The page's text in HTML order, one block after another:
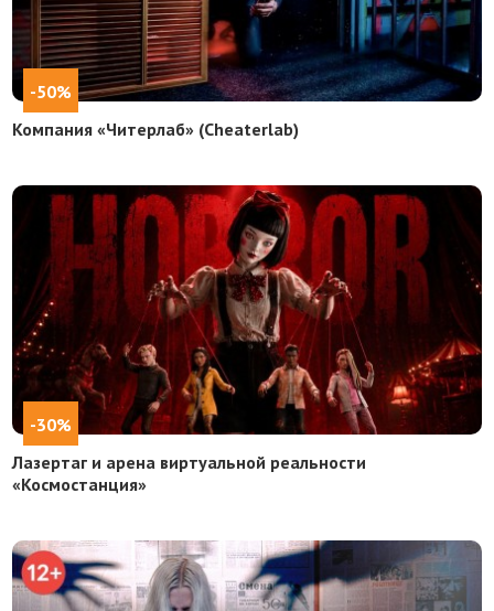
-50%
Компания «Читерлаб» (Cheaterlab)
-30%
Лазертаг и арена виртуальной реальности
«Космостанция»